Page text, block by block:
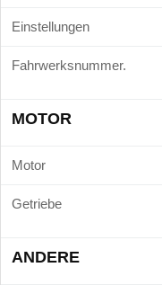
Einstellungen
Fahrwerksnummer.
MOTOR
Motor
Getriebe
ANDERE